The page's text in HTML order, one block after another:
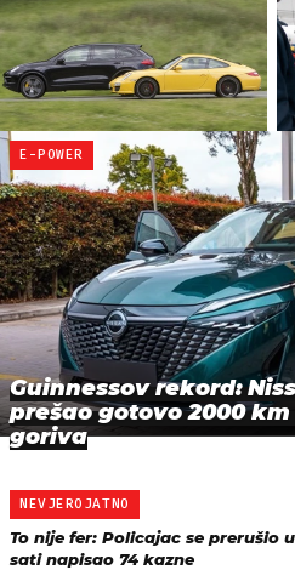
E-POWER
Guinnessov rekord:
prešao gotovo 2000
goriva
NEVJEROJATNO
To nije fer: Policajac se prerušio
sati napisao 74 kazne